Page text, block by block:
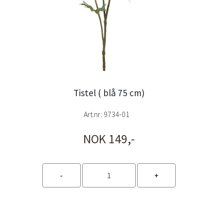
Tistel ( blå 75 cm)
Art.nr: 9734-01
NOK 149,-